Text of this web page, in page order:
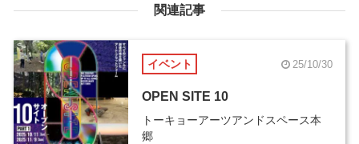
関連記事
イベント 25/10/30
OPEN SITE 10
トーキョーアーツアンドスペース本
郷